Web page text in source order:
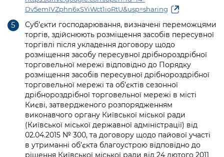
Промисловість і наука Києва
Підприємства, установи, організації
Kyiv International Relations
Річні звіти
Гендерна політика
Безбар'єрність
Київська міська військова адміністрація
Пам'ятки культурної спадщини
Портал Захисників та Захисниць
Безбар'єрність
Портал послуг
Міський застосунок Київ Цифровий
Важливе під час воєнного стану
«Ініціатива «Партнерство «Відкритий
Уряд» – місцевий рівень»
Важливе під час воєнного стану
Інформація для споживачів
Про відкриті дані
Портал даних Києва
Публічні дашборди
Dv5emIVZphn6xSYiWct1ioRtU&usp=sharing
Суб’єкти господарювання, визначені переможцями
торгів, здійснюють розміщення засобів пересувної
торгівлі після укладення договору щодо
розміщення засобу пересувної дрібнороздрібної
торговельної мережі відповідно до Порядку
розміщення засобів пересувної дрібнороздрібної
торговельної мережі та об’єктів сезонної
дрібнороздрібної торговельної мережі в місті
Києві, затвердженого розпорядженням
виконавчого органу Київської міської ради
(Київської міської державної адміністрації) від
02.04.2015 № 300, та договору щодо пайової участі
в утриманні об’єкта благоустрою відповідно до
рішення Київської міської ради від 24 лютого 2011